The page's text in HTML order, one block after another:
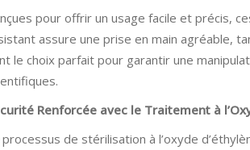
pour offrir un usage facile et précis,
assure une prise en main agréable,
le choix parfait pour garantir une
Renforcée avec le Traitement à
processus de stérilisation à l’oxyde